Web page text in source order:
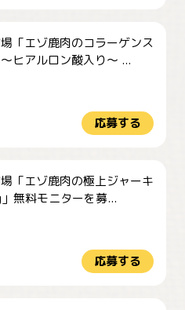
「エゾ鹿肉のコラーゲンス
ヒアルロン酸入り～ ...
応募する
「エゾ鹿肉の極上ジャーキ
無料モニターを募...
応募する